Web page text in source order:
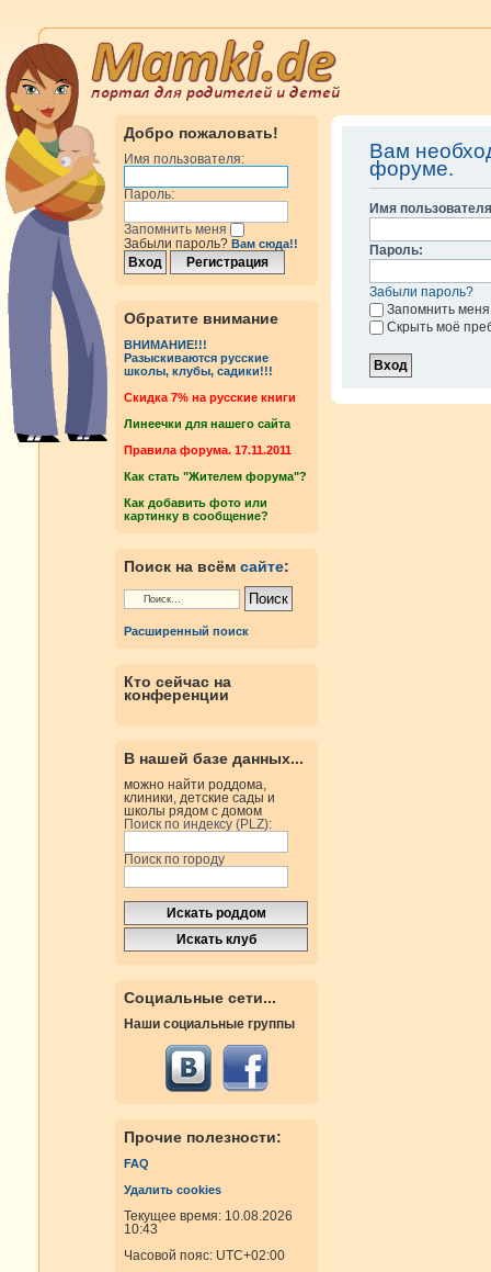
Добро пожаловать!
Имя пользователя:
Пароль:
Запомнить меня
Забыли пароль? Вам сюда!!
Обратите внимание
ВНИМАНИЕ!!!
Разыскиваются русские
школы, клубы, садики!!!
Cкидка 7% на русские книги
Линеечки для нашего сайта
Правила форума. 17.11.2011
Как стать "Жителем форума"?
Как добавить фото или
картинку в сообщение?
Поиск на всём сайте:
Расширенный поиск
Кто сейчас на
конференции
В нашей базе данных...
можно найти роддома,
клиники, детские сады и
школы рядом с домом
Поиск по индексу (PLZ):
Поиск по городу
Социальные сети...
Наши социальные группы
Прочие полезности:
FAQ
Удалить cookies
Текущее время: 10.08.2026
10:43
Часовой пояс: UTC+02:00
Вам
форуме.
Имя
Пароль:
Забыли пароль?
Запомнить меня
Скрыть моё